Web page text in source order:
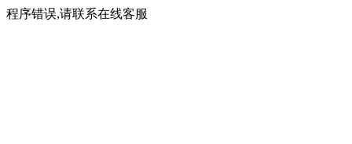
程序错误,请联系在线客服